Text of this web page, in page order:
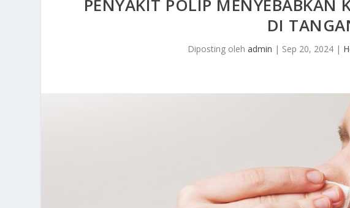
PENYAKIT POLIP MENYEBABKAN
DI
Diposting oleh admin | Sep 20, 2024|